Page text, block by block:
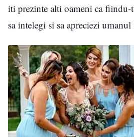
iti prezinte alti oameni ca fiindu-
sa intelegi si sa apreciezi